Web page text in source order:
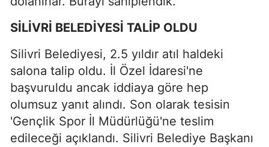
SİLİVRİ BELEDİYESİ TALİP OLDU
Silivri Belediyesi, 2.5 yıldır atıl haldeki
salona talip oldu. İl Özel İdaresi'ne
başvuruldu ancak iddiaya göre hep
olumsuz yanıt alındı. Son olarak tesisin
'Gençlik Spor İl Müdürlüğü'ne teslim
edileceği açıklandı. Silivri Belediye Başkanı